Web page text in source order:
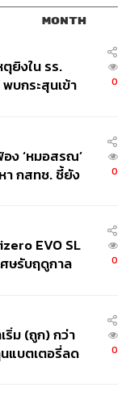
MONTH
ยิงใน รร.
บกระสุนเข้า
0
ง ‘หมอสรณ’
า กสทช. ชี้ยัง
0
EVO SL
ษรับฤดูกาล
0
ริ่ม (ถูก) กว่า
แบตเตอรี่ลด
0